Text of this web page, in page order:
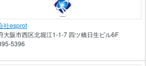
社esprot
大阪市西区北堀江1-1-7 四ツ橋日生ビル6F
5396